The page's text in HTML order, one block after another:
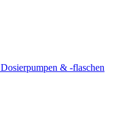
Dosierpumpen & -flaschen